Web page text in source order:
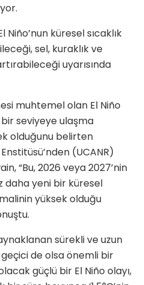
küresel sıcaklık
sel, kuraklık ve
uyarısında
muhtemel olan El Niño
bir seviyeye ulaşma
olduğunu belirten
(UCANR)
“Bu, 2026 veya 2027’nin
daha yeni bir küresel
yüksek olduğu
sürekli ve uzun
de olsa önemli bir
güçlü bir El Niño olayı,